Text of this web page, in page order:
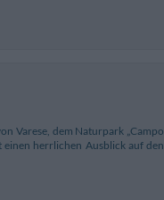
Varese, dem Naturpark „Campo
einen herrlichen Ausblick auf den